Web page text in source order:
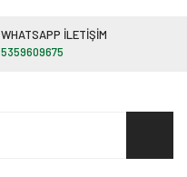
WHATSAPP İLETİŞİM
5359609675